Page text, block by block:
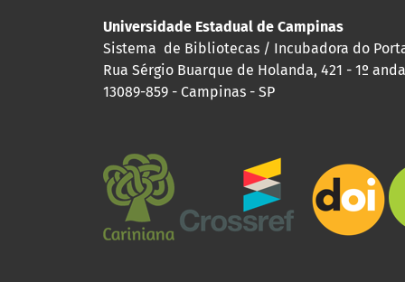
Universidade Estadual de Campinas
Sistema de Bibliotecas / Incubadora do
Rua Sérgio Buarque de Holanda, 421 - 1º
13089-859 - Campinas - SP